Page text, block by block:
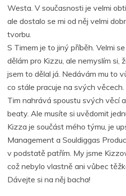
Westa. V současnosti je velmi
ale dostalo se mi od něj velmi
tvorbu.
S Timem je to jiný příběh. Velmi
dělám pro Kizzu, ale nemyslím si,
jsem to dělal já. Nedávám mu to
co stále pracuje na svých věcech.
Tim nahrává spoustu svých věcí
beaty. Ale musíte si uvědomit
Kizza je součást mého týmu, je
Management a Souldiggas
v podstatě patřím. My jsme
což nebylo vlastně ani vůbec
Dávejte si na něj bacha!